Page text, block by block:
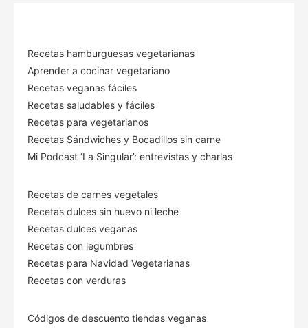
Recetas hamburguesas vegetarianas
Aprender a cocinar vegetariano
Recetas veganas fáciles
Recetas saludables y fáciles
Recetas para vegetarianos
Recetas Sándwiches y Bocadillos sin carne
Mi Podcast ‘La Singular’: entrevistas y charlas
Recetas de carnes vegetales
Recetas dulces sin huevo ni leche
Recetas dulces veganas
Recetas con legumbres
Recetas para Navidad Vegetarianas
Recetas con verduras
Códigos de descuento tiendas veganas